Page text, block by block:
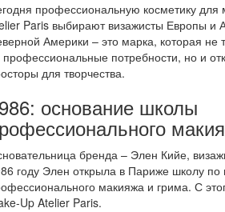
профессиональную косметику
Paris выбирают визажисты Европы и
Америки – это марка, которая не
профессиональные потребности, но и
для творчества.
основание школы
бренда – Элен Кийе,
году Элен открыла в Париже школу по
макияжа и грима. С
Up Atelier Paris.